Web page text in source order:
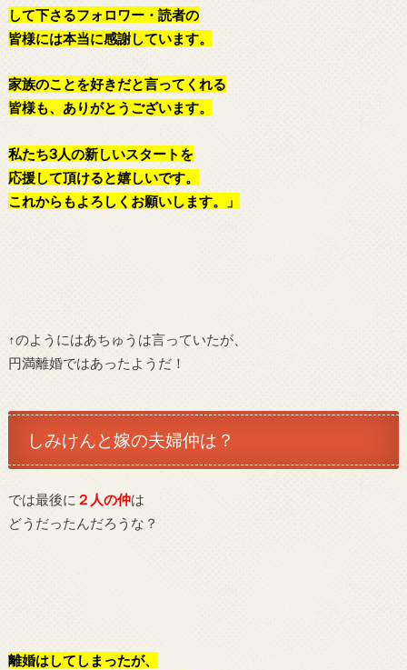
して下さるフォロワー・読者の
皆様には本当に感謝しています。
家族のことを好きだと言ってくれる
皆様も、ありがとうございます。
私たち3人の新しいスタートを
応援して頂けると嬉しいです。
これからもよろしくお願いします。
」
↑のようにはあちゅうは言っていたが、
円満離婚ではあったようだ！
しみけんと嫁の夫婦仲は？
では最後に ２人の仲は
どうだったんだろうな？
離婚はしてしまったが、